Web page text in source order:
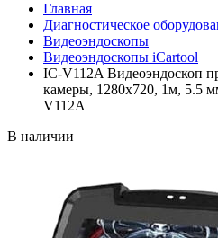
Главная
Диагностическое
Видеоэндоскопы
Видеоэндоскопы iCartool
IC-V112A Видеоэндоскоп
камеры, 1280х720, 1м, 5.5
V112A
В наличии